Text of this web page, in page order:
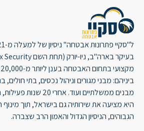
ביניהם: מבני מגורים וניהול נכסים, בתי
מבנים ממשלתיים ועוד.
היא מציעה את שירותיה גם בישראל, תוך
הגבוהים, הניסיון הגדול והאמון הרב שצברה.